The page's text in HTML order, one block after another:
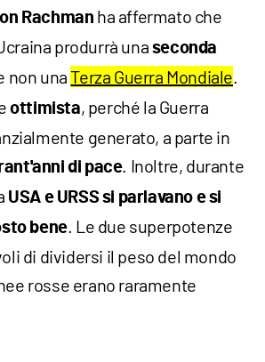
Rachman ha affermato che
produrrà una seconda
non unaTerza Guerra Mondiale.
ottimista, perché la Guerra
generato, a parte in
di pace. Inoltre, durante
USA e URSS si parlavano e si
bene. Le due superpotenze
di dividersi il peso del mondo
rosse erano raramente